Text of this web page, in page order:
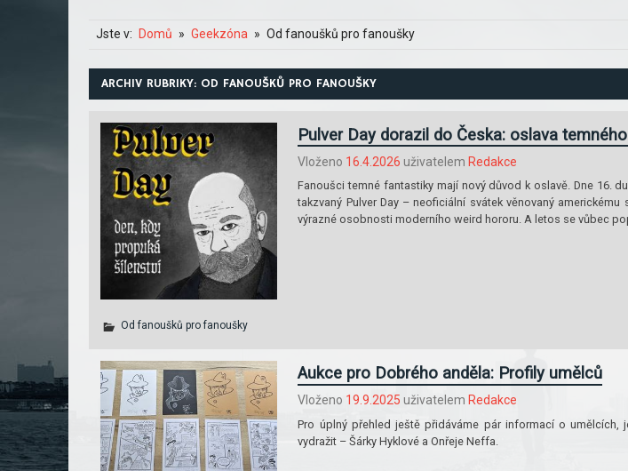
Jste v: Domů Geekzóna Od fanoušků pro fanoušky
ARCHIV RUBRIKY: OD FANOUŠKŮ PRO FANOUŠKY
Pulver Day dorazil do Česka: oslava
Vloženo 16.4.2026 uživatelem Redakce
Fanoušci temné fantastiky mají nový důvod k oslavě. Dne 16.
takzvaný Pulver Day – neoficiální svátek věnovaný americkému
výrazné osobnosti moderního weird hororu. A letos se vůbec
Od fanoušků pro fanoušky
Aukce pro Dobrého anděla: Profily umělců
Vloženo 19.9.2025 uživatelem Redakce
Pro úplný přehled ještě přidáváme pár informací o umělcích,
vydražit – Šárky Hyklové a Onřeje Neffa.